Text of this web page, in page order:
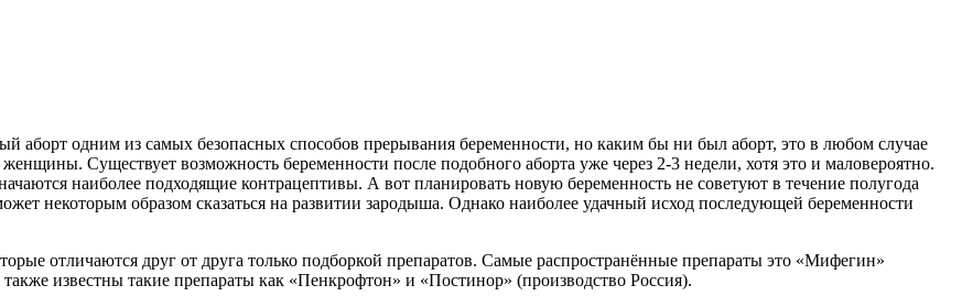
аборт одним из самых безопасных способов прерывания беременности, но каким бы ни был аборт, это в любом случае
Существует возможность беременности после подобного аборта уже через 2-3 недели, хотя это и маловероятно.
наиболее подходящие контрацептивы. А вот планировать новую беременность не советуют в течение полугода
некоторым образом сказаться на развитии зародыша. Однако наиболее удачный исход последующей беременности
отличаются друг от друга только подборкой препаратов. Самые распространённые препараты это «Мифегин»
известны такие препараты как «Пенкрофтон» и «Постинор» (производство Россия).